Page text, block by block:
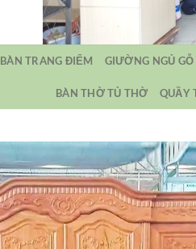
BÀN TRANG ĐIỂM GIƯỜNG NGỦ GỖ
BÀN THỜ TỦ THỜ QUẦY